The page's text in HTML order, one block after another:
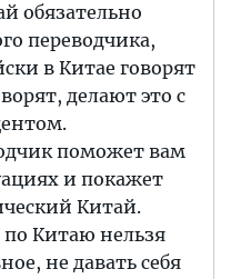
обязательно
переводчика,
в Китае говорят
делают это с
поможет вам
и покажет
Китай.
Китаю нельзя
не давать себя